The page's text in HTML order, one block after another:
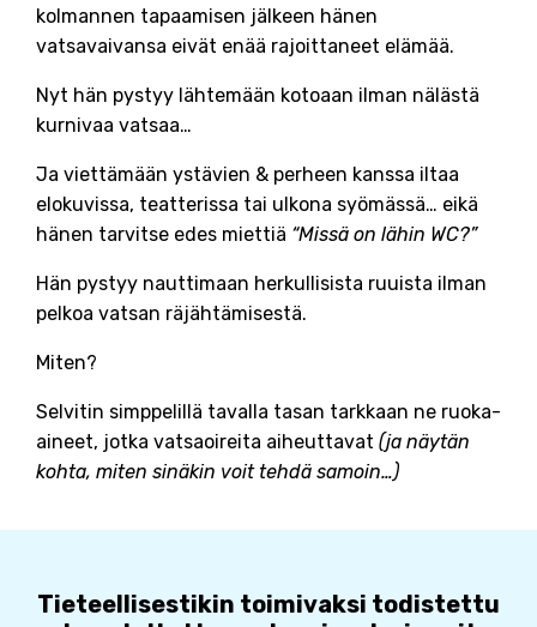
kolmannen tapaamisen jälkeen hänen
vatsavaivansa eivät enää rajoittaneet elämää.
Nyt hän pystyy lähtemään kotoaan ilman nälästä
kurnivaa vatsaa…
Ja viettämään ystävien & perheen kanssa iltaa
elokuvissa, teatterissa tai ulkona syömässä… eikä
hänen tarvitse edes miettiä “Missä on lähin WC?”
Hän pystyy nauttimaan herkullisista ruuista ilman
pelkoa vatsan räjähtämisestä.
Miten?
Selvitin simppelillä tavalla tasan tarkkaan ne ruoka-
aineet, jotka vatsaoireita aiheuttavat (ja näytän
kohta, miten sinäkin voit tehdä samoin…)
Tieteellisestikin toimivaksi todistettu